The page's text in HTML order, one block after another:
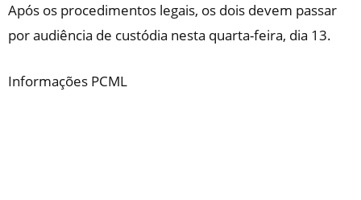
Após os procedimentos legais, os dois devem passar
por audiência de custódia nesta quarta-feira, dia 13.
Informações PCML